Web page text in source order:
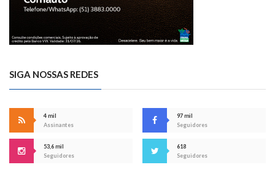
SIGA NOSSAS REDES
4 mil
Assinantes
97 mil
Seguidores
53,6 mil
Seguidores
618
Seguidores